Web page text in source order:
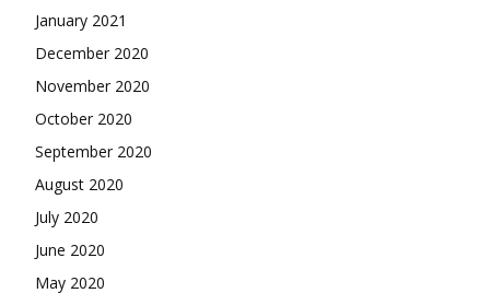
January 2021
December 2020
November 2020
October 2020
September 2020
August 2020
July 2020
June 2020
May 2020